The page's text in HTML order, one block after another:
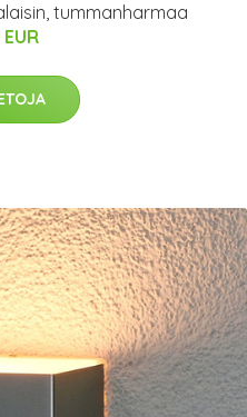
tummanharmaa